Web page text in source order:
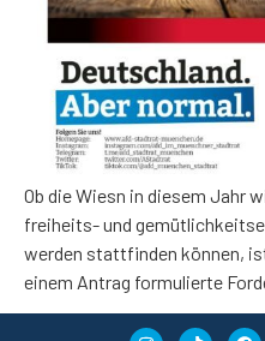
Ob die Wiesn in diesem Jahr
freiheits- und
werden stattfinden können,
einem Antrag formulierte